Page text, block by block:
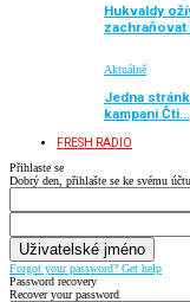
Hukvaldy
Aktuálně
Jedna
kampani Čti…
FRESH RADIO
Přihlaste se
Dobrý den, přihlašte se ke svému účtu.
Forgot your password? Get help
Password recovery
Recover your password